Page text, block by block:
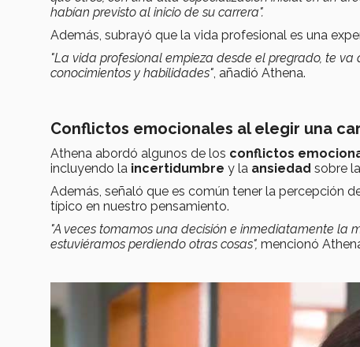
habían previsto al inicio de su carrera".
Además, subrayó que la vida profesional es una
"La vida profesional empieza desde el pregrado, te
conocimientos y habilidades", añadió Athena.
Conflictos emocionales al elegir una
Athena abordó algunos de los conflictos
incluyendo la incertidumbre y la ansiedad sobre
Además, señaló que es común tener la percepción
típico en nuestro pensamiento.
"A veces tomamos una decisión e inmediatamente la
estuviéramos perdiendo otras cosas", mencionó